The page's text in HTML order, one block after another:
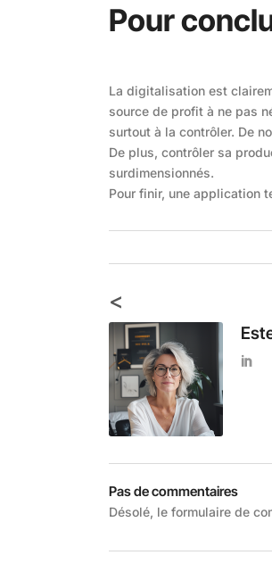
Pour
La digitalisation est
source de profit à ne pas
surtout à la contrôler. De
De plus, contrôler sa
surdimensionnés.
Pour finir, une application
<
Pas de commentaires
Désolé, le formulaire de